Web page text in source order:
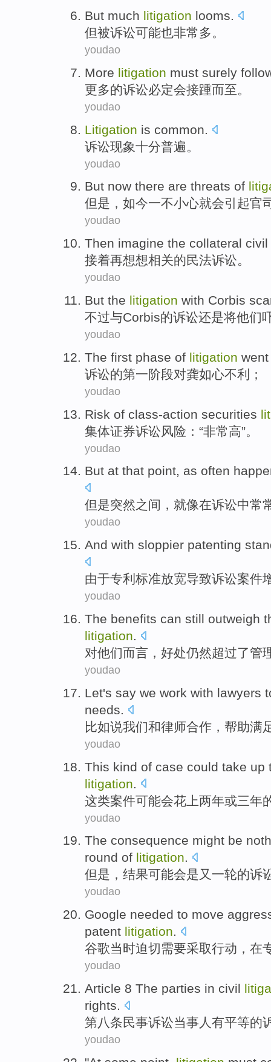
But much litigation looms.
但被诉讼可能也非常多。
youdao
More litigation must surely
更多的诉讼必定会接踵而至。
youdao
Litigation is common
诉讼现象十分普遍。
youdao
But now there are threats of
但是 ， 如今一不小心就会引起官
youdao
Then imagine the collateral civil
接着再想想相关的民法诉讼。
youdao
But the litigation with Corbis
不过与Corbis的诉讼还是将他们
youdao
The first phase of litigation
诉讼的第一阶段对龚如心不利；
youdao
Risk of class-action securities
集体证券诉讼风险 ：“非常高”。
youdao
But at that point, as often
但是突然之间， 就像在诉讼中常
youdao
And with sloppier patenting
由于专利 标准放宽导致诉讼案件
youdao
The benefits can still outweigh
litigation.
对他们而言， 好处仍然超过了管
youdao
Let's say we work with lawyers
needs.
比如说我们和律师合作 ， 帮助满
youdao
This kind of case could take up
litigation
这类案件可能会花 上两年或三年
youdao
The consequence might be
round of litigation.
但是 ， 结果可能会是又一轮的诉
youdao
Google needed to move
patent litigation.
谷歌当时迫切需要采取行动，在
youdao
Article 8 The parties in civil
rights.
第八条民事诉讼当事人 有平等的
youdao